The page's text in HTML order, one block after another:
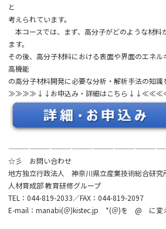
と
考えられています。
本コースでは、まず、高分子がどのような材料
ます。
その後、高分子材料における表面や界面のエネル
高機能
の高分子材料開発に必要な分析・解析手法の知識
≫≫≫≫↓↓お申込み・詳細はこちら
☆彡 お問い合わせ
地方独立行政法人 神奈川県立産業技術総合研究
人材育成部 教育研修グループ
TEL：044-819-2033／FAX：044-819-2097
E-mail：manabi(＠)kistec.jp *(＠)を @ に変